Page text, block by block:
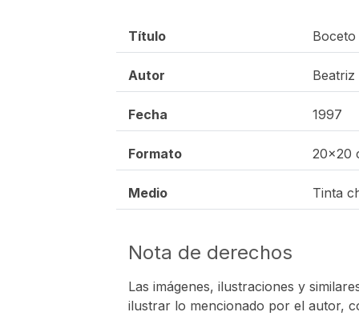
Título Boceto
Autor
Fecha 1997
Formato 20x20
Medio Tinta
Nota de derechos
Las imágenes, ilustraciones y
ilustrar lo mencionado por el autor,